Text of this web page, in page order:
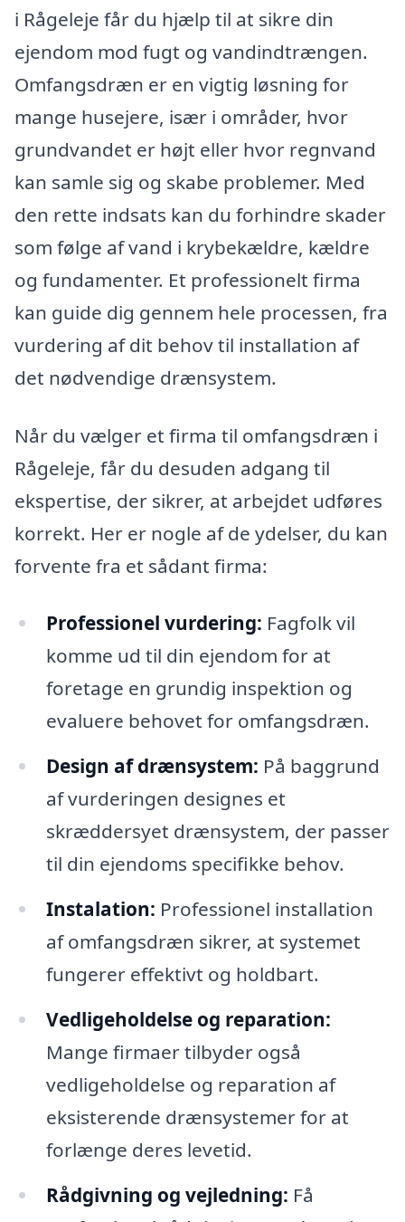
i Rågeleje får du hjælp til at sikre din
ejendom mod fugt og vandindtrængen.
Omfangsdræn er en vigtig løsning for
mange husejere, især i områder, hvor
grundvandet er højt eller hvor regnvand
kan samle sig og skabe problemer. Med
den rette indsats kan du forhindre skader
som følge af vand i krybekældre, kældre
og fundamenter. Et professionelt firma
kan guide dig gennem hele processen, fra
vurdering af dit behov til installation af
det nødvendige drænsystem.
Når du vælger et firma til omfangsdræn i
Rågeleje, får du desuden adgang til
ekspertise, der sikrer, at arbejdet udføres
korrekt. Her er nogle af de ydelser, du kan
forvente fra et sådant firma:
Professionel vurdering: Fagfolk vil
komme ud til din ejendom for at
foretage en grundig inspektion og
evaluere behovet for omfangsdræn.
Design af drænsystem: På baggrund
af vurderingen designes et
skræddersyet drænsystem, der passer
til din ejendoms specifikke behov.
Instalation: Professionel installation
af omfangsdræn sikrer, at systemet
fungerer effektivt og holdbart.
Vedligeholdelse og reparation:
Mange firmaer tilbyder også
vedligeholdelse og reparation af
eksisterende drænsystemer for at
forlænge deres levetid.
Rådgivning og vejledning: Få